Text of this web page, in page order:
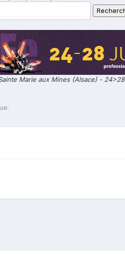
Marie aux Mines (Alsace) -